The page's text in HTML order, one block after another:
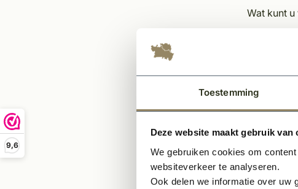
Toestemming
Deze website maakt gebruik van
We gebruiken cookies om
websiteverkeer te analyseren.
Ook delen we informatie over uw
9,6
Wat kunt
Inlijmen
Afkitten
Indien u